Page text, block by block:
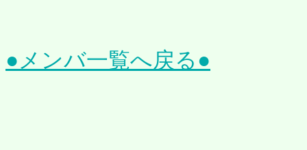
●メンバ一覧へ戻る●